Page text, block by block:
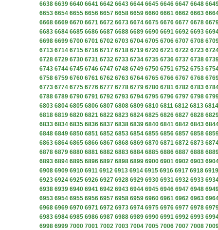
6638 6639 6640 6641 6642 6643 6644 6645 6646 6647 6648
6653 6654 6655 6656 6657 6658 6659 6660 6661 6662 6663
6668 6669 6670 6671 6672 6673 6674 6675 6676 6677 6678
6683 6684 6685 6686 6687 6688 6689 6690 6691 6692 6693
6698 6699 6700 6701 6702 6703 6704 6705 6706 6707 6708
6713 6714 6715 6716 6717 6718 6719 6720 6721 6722 6723
6728 6729 6730 6731 6732 6733 6734 6735 6736 6737 6738
6743 6744 6745 6746 6747 6748 6749 6750 6751 6752 6753
6758 6759 6760 6761 6762 6763 6764 6765 6766 6767 6768
6773 6774 6775 6776 6777 6778 6779 6780 6781 6782 6783
6788 6789 6790 6791 6792 6793 6794 6795 6796 6797 6798
6803 6804 6805 6806 6807 6808 6809 6810 6811 6812 6813 6814
6818 6819 6820 6821 6822 6823 6824 6825 6826 6827 6828
6833 6834 6835 6836 6837 6838 6839 6840 6841 6842 6843
6848 6849 6850 6851 6852 6853 6854 6855 6856 6857 6858
6863 6864 6865 6866 6867 6868 6869 6870 6871 6872 6873
6878 6879 6880 6881 6882 6883 6884 6885 6886 6887 6888
6893 6894 6895 6896 6897 6898 6899 6900 6901 6902 6903
6908 6909 6910 6911 6912 6913 6914 6915 6916 6917 6918 6919
6923 6924 6925 6926 6927 6928 6929 6930 6931 6932 6933
6938 6939 6940 6941 6942 6943 6944 6945 6946 6947 6948
6953 6954 6955 6956 6957 6958 6959 6960 6961 6962 6963
6968 6969 6970 6971 6972 6973 6974 6975 6976 6977 6978
6983 6984 6985 6986 6987 6988 6989 6990 6991 6992 6993
6998 6999 7000 7001 7002 7003 7004 7005 7006 7007 7008